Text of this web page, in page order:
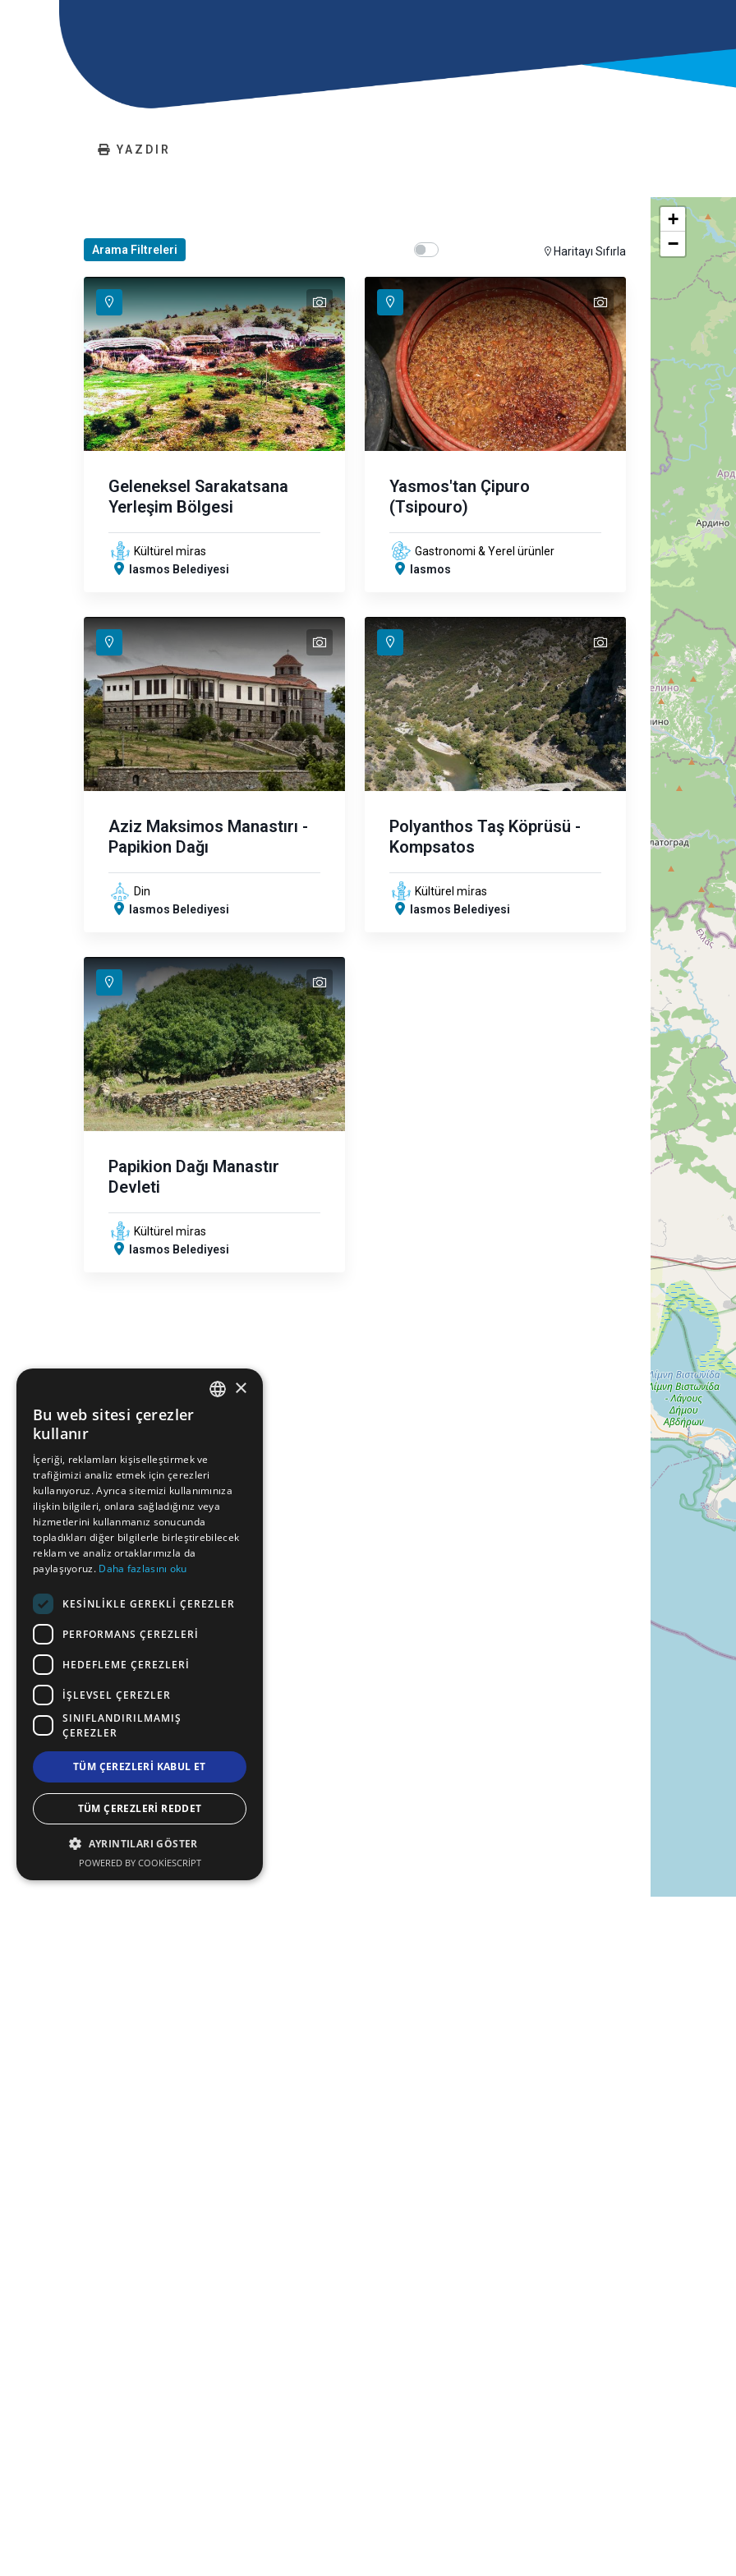
YAZDIR
Arama Filtreleri Show map on mouse hoverHaritayı Sıfırla
text
Geleneksel Sarakatsana
Yerleşim Bölgesi
Kültürel mi̇ras
Iasmos Belediyesi
text
Yasmos'tan Çipuro
(Tsipouro)
Gastronomi & Yerel ürünler
Iasmos
text
Aziz Maksimos Manastırı -
Papikion Dağı
Din
Iasmos Belediyesi
text
Polyanthos Taş Köprüsü -
Kompsatos
Kültürel mi̇ras
Iasmos Belediyesi
text
Papikion Dağı Manastır
Devleti
Kültürel mi̇ras
Iasmos Belediyesi
+
−
FRENCH
BULGARIAN
GERMAN
×
Bu web sitesi çerezler
kullanır
İçeriği, reklamları kişiselleştirmek ve
trafiğimizi analiz etmek için çerezleri
kullanıyoruz. Ayrıca sitemizi kullanımınıza
ilişkin bilgileri, onlara sağladığınız veya
hizmetlerini kullanmanız sonucunda
topladıkları diğer bilgilerle birleştirebilecek
reklam ve analiz ortaklarımızla da
paylaşıyoruz. Daha fazlasını oku
KESINLIKLE GEREKLI ÇEREZLER
PERFORMANS ÇEREZLERI
HEDEFLEME ÇEREZLERI
İŞLEVSEL ÇEREZLER
SINIFLANDIRILMAMIŞ
ÇEREZLER
TÜM ÇEREZLERI KABUL ET
TÜM ÇEREZLERI REDDET
AYRINTILARI GÖSTER
POWERED BY COOKIESCRIPT